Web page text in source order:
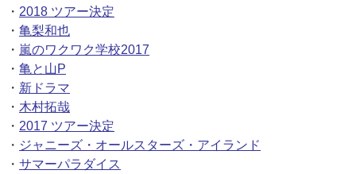
・ 2018 ツアー決定
・ 亀梨和也
・ 嵐のワクワク学校2017
・ 亀と山P
・ 新ドラマ
・ 木村拓哉
・ 2017 ツアー決定
・ ジャニーズ・オールスターズ・アイランド
・ サマーパラダイス